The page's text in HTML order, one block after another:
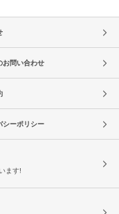
お問い合わせ
シーポリシー
ます!